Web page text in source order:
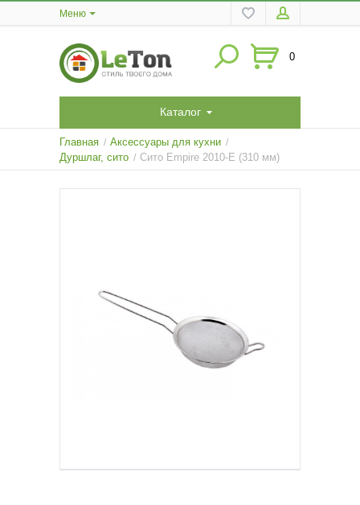
Меню
0
Каталог
Главная / Аксессуары для кухни /
Дуршлаг, сито / Сито Empire 2010-E (310 мм)